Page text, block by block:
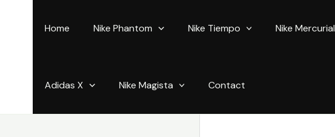
Home Nike Phantom Nike Tiempo Nike Mercurial
Adidas X Nike Magista Contact